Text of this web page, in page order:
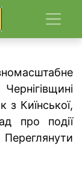
з Киїнської,
про події